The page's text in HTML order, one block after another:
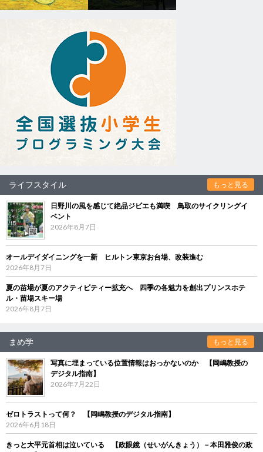
ライフスタイル もっと見る
日野川の風を感じて絶品ジビエも満喫 鳥取のサイクリングイ
ベント
2026年8月7日
オールデイダイニングを一新 ヒルトン東京お台場、改装進む
2026年8月7日
夏の苗場が夏のアクティビティー拡充へ 四季の各魅力を創出プリンスホテ
ル・苗場スキー場
2026年8月7日
まめ学 もっと見る
写真に埋まっている位置情報はおっかないのか 【岡嶋教授の
デジタル指南】
2026年7月22日
ゼロトラストって何？ 【岡嶋教授のデジタル指南】
2026年6月18日
きっと大平元首相は泣いている 【政眼鏡（せいがんきょう）－本田雅俊の政